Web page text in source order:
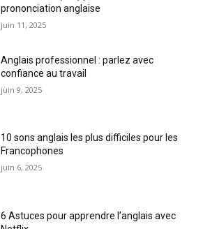
prononciation anglaise
juin 11, 2025
Anglais professionnel : parlez avec
confiance au travail
juin 9, 2025
10 sons anglais les plus difficiles pour les
Francophones
juin 6, 2025
6 Astuces pour apprendre l’anglais avec